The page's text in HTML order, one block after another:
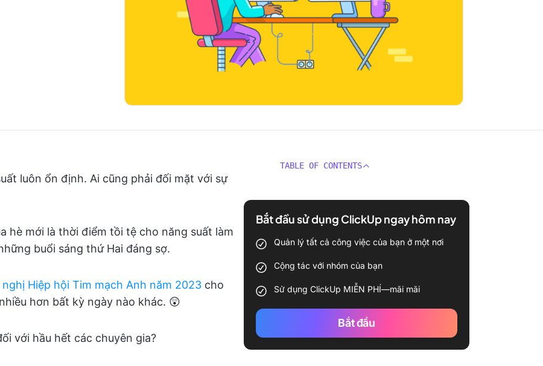
luôn ổn định. Ai cũng phải đối mặt với sự
hè mới là thời điểm tồi tệ cho năng suất làm
buổi sáng thứ Hai đáng sợ.
nghị Hiệp hội Tim mạch Anh năm 2023 cho
hơn bất kỳ ngày nào khác. 😲
với hầu hết các chuyên gia?
TABLE OF CONTENTS
Bắt đầu sử dụng ClickUp ngay hôm nay
Quản lý tất cả công việc của bạn ở một nơi
Cộng tác với nhóm của bạn
Sử dụng ClickUp MIỄN PHÍ—mãi mãi
Bắt đầu